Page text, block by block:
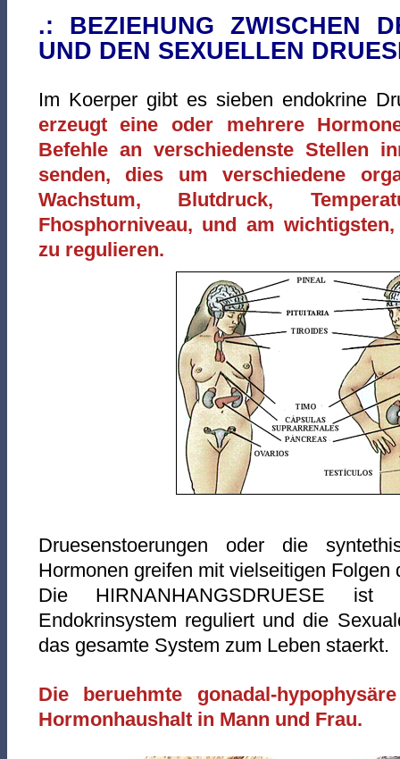
.: BEZIEHUNG ZWISCHEN
UND DEN SEXUELLEN
Im Koerper gibt es sieben endokrine
erzeugt eine oder mehrere
Befehle an verschiedenste Stellen
senden, dies um verschiedene
Wachstum, Blutdruck,
Fhosphorniveau, und am
zu regulieren.
Druesenstoerungen oder die
Hormonen greifen mit vielseitigen Folgen
Die HIRNANHANGSDRUESE
Endokrinsystem reguliert und die
das gesamte System zum Leben staerkt.
Die beruehmte gonadal-
Hormonhaushalt in Mann und Frau.